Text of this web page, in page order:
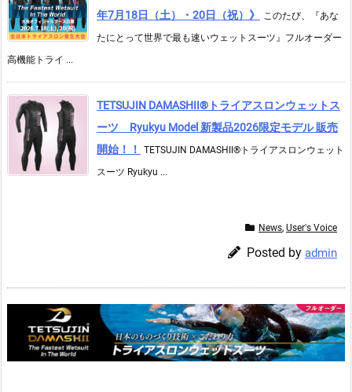
年7月18日（土）・20日（祝）》
このたび、『あな
たにとって世界で最も速いウェットスーツ』フルオーダー
高機能トライ ...
TETSUJIN DAMASHII®︎トライアスロンウェットス
ーツ Ryukyu Model 新製品2026限定モデル 販売
開始！！
TETSUJIN DAMASHII®︎トライアスロンウェット
スーツ Ryukyu ...
News, User's Voice
Posted by admin